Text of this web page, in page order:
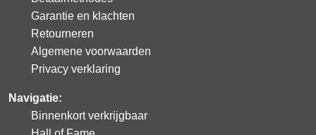
Garantie en klachten
Retourneren
Algemene voorwaarden
Privacy verklaring
Navigatie:
Binnenkort verkrijgbaar